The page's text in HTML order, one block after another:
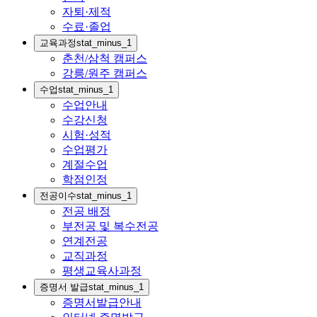
자퇴·제적
수료·졸업
교육과정stat_minus_1
춘천/삼척 캠퍼스
강릉/원주 캠퍼스
수업stat_minus_1
수업안내
수강신청
시험·성적
수업평가
계절수업
학점인정
전공이수stat_minus_1
전공 배정
부전공 및 복수전공
연계전공
교직과정
평생교육사과정
증명서 발급stat_minus_1
증명서발급안내